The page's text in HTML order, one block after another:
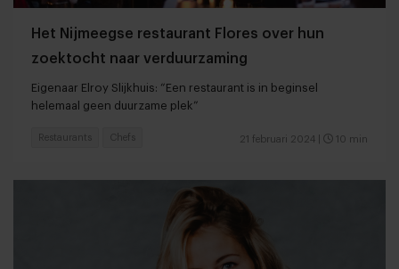
Het Nijmeegse restaurant Flores over hun
zoektocht naar verduurzaming
Eigenaar Elroy Slijkhuis: “Een restaurant is in beginsel
helemaal geen duurzame plek”
21 februari 2024 10 min
Restaurants Chefs